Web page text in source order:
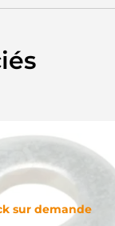
sur demande